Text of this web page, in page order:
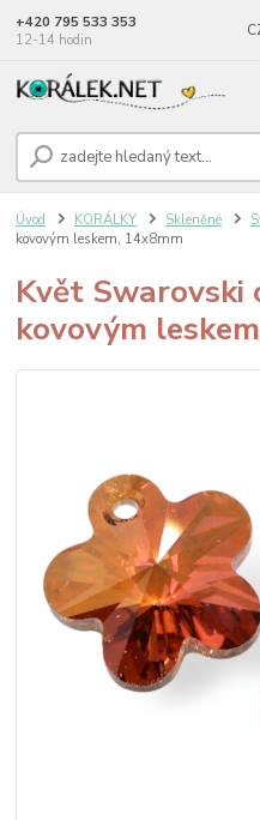
+420 795 533 353
12-14 hodin
Úvod KORÁLKY Skleněné
kovovým leskem, 14x8mm
Květ Swarovski
kovovým